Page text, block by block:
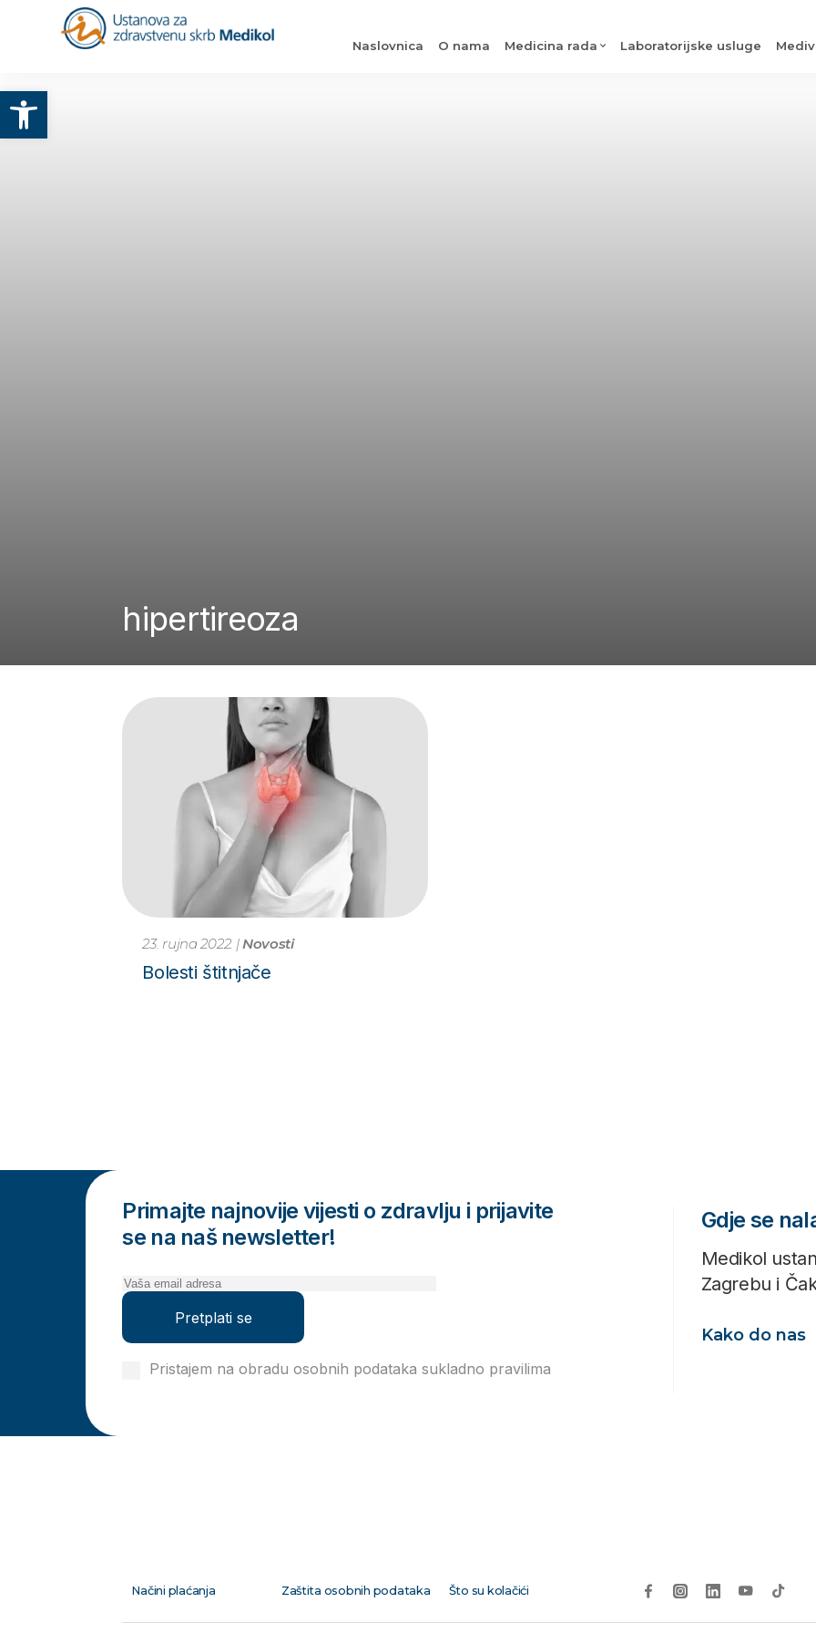
Otvori alatnu traku
Naslovnica O nama Medicina rada Laboratorijske usluge
hipertireoza
23. rujna 2022. | Novosti
Bolesti štitnjače
Primajte najnovije vijesti o zdravlju i prijavite
se na naš newsletter!
Pretplati se
Pristajem na obradu osobnih podataka sukladno pravilima
Gdje se
Medikol
Zagrebu i
Kako do nas
Načini plaćanja Zaštita osobnih podataka Što su kolačići